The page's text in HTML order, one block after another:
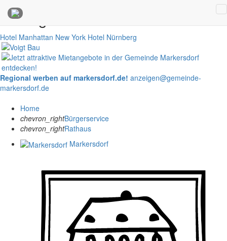
Anzeigen
Hotel Manhattan New York Hotel Nürnberg
Regional werben auf markersdorf.de! anzeigen@gemeinde-
markersdorf.de
Home
chevron_rightBürgerservice
chevron_rightRathaus
Markersdorf